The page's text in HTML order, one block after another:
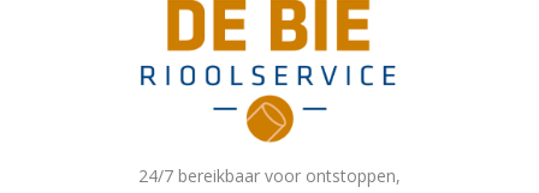
24/7 bereikbaar voor ontstoppen,